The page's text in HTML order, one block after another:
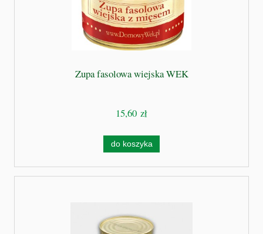
Zupa fasolowa wiejska WEK
15,60 zł
do koszyka